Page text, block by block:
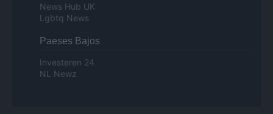
News Hub UK
Lgbtq News
Paeses Bajos
Investeren 24
NL Newz